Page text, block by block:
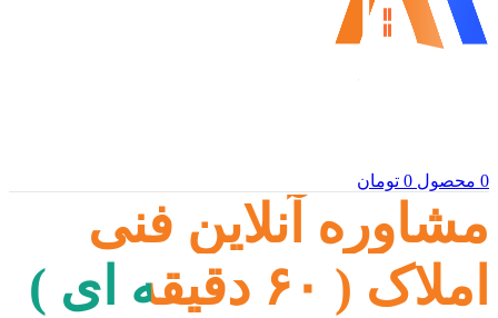
0 محصول 0 تومان
مشاوره آنلاین فنی
املاک ( ۶۰ دقیقه ای )